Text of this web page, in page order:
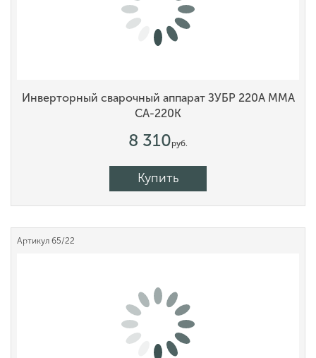
Инверторный сварочный аппарат ЗУБР 220А MMA
СА-220К
8 310руб.
Купить
Артикул 65/22